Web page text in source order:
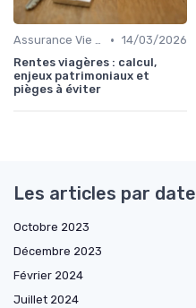
Assurance Vie et Épargne • 14/03/2026
Rentes viagères : calcul,
enjeux patrimoniaux et
pièges à éviter
Les articles par date
Octobre 2023
Décembre 2023
Février 2024
Juillet 2024